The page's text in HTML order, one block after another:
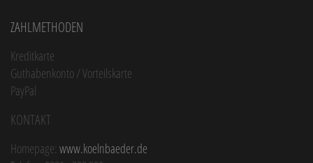
Zahlmethoden
Kreditkarte
Guthabenkonto / Vorteilskarte
PayPal
Kontakt
Homepage: www.koelnbaeder.de